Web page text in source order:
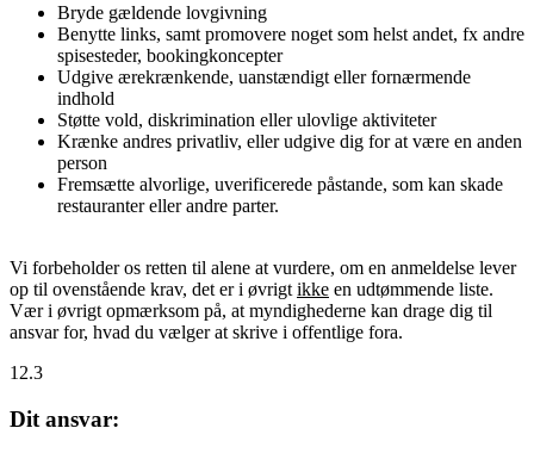
Bryde gældende lovgivning
Benytte links, samt promovere noget som helst andet, fx andre
spisesteder, bookingkoncepter
Udgive ærekrænkende, uanstændigt eller fornærmende
indhold
Støtte vold, diskrimination eller ulovlige aktiviteter
Krænke andres privatliv, eller udgive dig for at være en anden
person
Fremsætte alvorlige, uverificerede påstande, som kan skade
restauranter eller andre parter.
Vi forbeholder os retten til alene at vurdere, om en anmeldelse lever
op til ovenstående krav, det er i øvrigt ikke en udtømmende liste.
Vær i øvrigt opmærksom på, at myndighederne kan drage dig til
ansvar for, hvad du vælger at skrive i offentlige fora.
12.3
Dit ansvar: